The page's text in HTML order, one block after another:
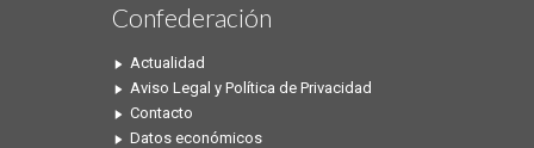
Confederación
Actualidad
Aviso Legal y Política de Privacidad
Contacto
Datos económicos